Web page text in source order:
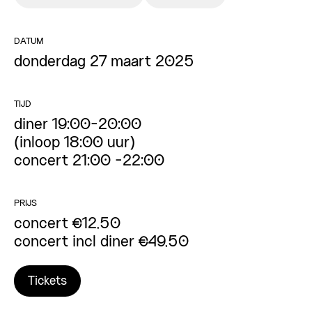
DATUM
donderdag 27 maart 2025
TIJD
diner 19:00-20:00
(inloop 18:00 uur)
concert 21:00 -22:00
PRIJS
concert €12,50
concert incl diner €49,50
Tickets